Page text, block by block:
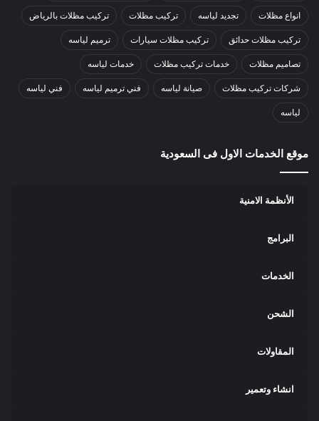
انواع مظلات تجديد لياسه تركيب مظلات تركيب مظلات بالرياض
تركيب مظلات حدائق تركيب مظلات سيارات ترميم لياسه
تصاميم مظلات خدمات تركيب مظلات خدمات لياسه
شركات تركيب مظلات صيانة لياسه فني ترميم لياسه فني لياسه
لياسه
موقع الخدمات الاول فى السعودية
الأنظمة الامنية
البرامج
الخدمات
الشحن
المقاولات
انشاء وتعمير